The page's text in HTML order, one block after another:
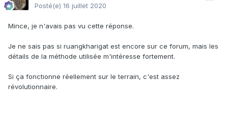
Posté(e) 16 juillet 2020
Mince, je n'avais pas vu cette réponse.
Je ne sais pas si ruangkharigat est encore sur ce forum, mais les
détails de la méthode utilisée m'intéresse fortement.
Si ça fonctionne réellement sur le terrain, c'est assez
révolutionnaire.